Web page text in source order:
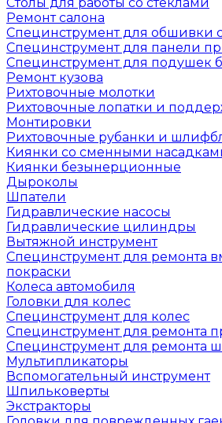
Ремонт салона
Специнструмент для обшивки
Специнструмент для панели
Специнструмент для подушек
Ремонт кузова
Рихтовочные молотки
Рихтовочные лопатки и
Монтировки
Рихтовочные рубанки и
Киянки со сменными
Киянки безынерционные
Дыроколы
Шпатели
Гидравлические насосы
Гидравлические цилиндры
Вытяжной инструмент
Специнструмент для ремонта
покраски
Колеса автомобиля
Головки для колес
Специнструмент для колес
Специнструмент для ремонта
Специнструмент для ремонта
Мультипликаторы
Вспомогательный инструмент
Шпильковерты
Экстракторы